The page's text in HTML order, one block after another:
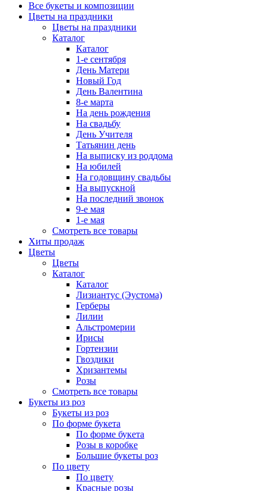
Все букеты и композиции
Цветы на праздники
Цветы на праздники
Каталог
Каталог
1-е сентября
День Матери
Новый Год
День Валентина
8-е марта
На день рождения
На свадьбу
День Учителя
Татьянин день
На выписку из роддома
На юбилей
На годовщину свадьбы
На выпускной
На последний звонок
9-е мая
1-е мая
Смотреть все товары
Хиты продаж
Цветы
Цветы
Каталог
Каталог
Лизиантус (Эустома)
Герберы
Лилии
Альстромерии
Ирисы
Гортензии
Гвоздики
Хризантемы
Розы
Смотреть все товары
Букеты из роз
Букеты из роз
По форме букета
По форме букета
Розы в коробке
Большие букеты роз
По цвету
По цвету
Красные розы